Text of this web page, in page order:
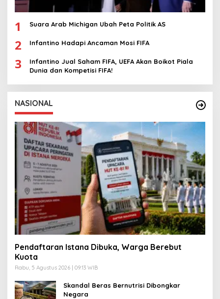
1 Suara Arab Michigan Ubah Peta Politik AS
2 Infantino Hadapi Ancaman Mosi FIFA
3
Infantino Jual Saham FIFA, UEFA Akan Boikot Piala
Dunia dan Kompetisi FIFA!
NASIONAL
Pendaftaran Istana Dibuka, Warga Berebut
Kuota
Rabu, 5 Agustus 2026 | 09:13 WIB
Skandal Beras Bernutrisi Dibongkar
Negara